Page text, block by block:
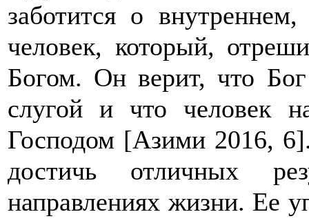
заботится о
человек, который,
Богом. Он верит, что
слугой и что человек
Господом [Азими 2016,
достичь отличных
направлениях жизни. Ее